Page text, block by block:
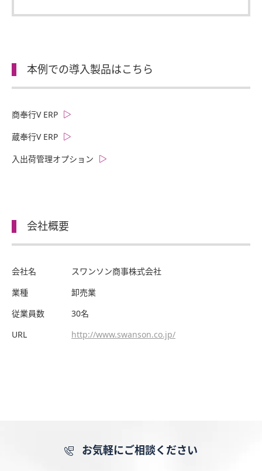
本例での導入製品はこちら
商奉行V ERP
蔵奉行V ERP
入出荷管理オプション
会社概要
会社名 スワンソン商事株式会社
業種 卸売業
従業員数 30名
URL http://www.swanson.co.jp/
お気軽にご相談ください